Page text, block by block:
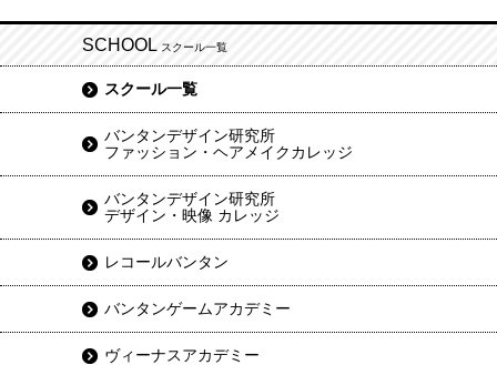
SCHOOL スクール一覧
スクール一覧
バンタンデザイン研究所
ファッション・ヘアメイクカレッジ
バンタンデザイン研究所
デザイン・映像 カレッジ
レコールバンタン
バンタンゲームアカデミー
ヴィーナスアカデミー